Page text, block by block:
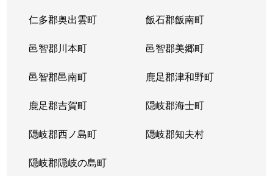
仁多郡奥出雲町 飯石郡飯南町
邑智郡川本町 邑智郡美郷町
邑智郡邑南町 鹿足郡津和野町
鹿足郡吉賀町 隠岐郡海士町
隠岐郡西ノ島町 隠岐郡知夫村
隠岐郡隠岐の島町